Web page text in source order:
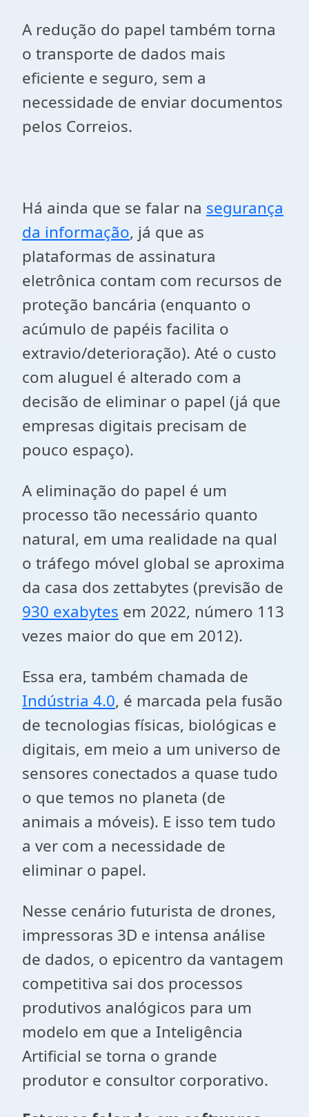
A redução do papel também torna
o transporte de dados mais
eficiente e seguro, sem a
necessidade de enviar documentos
pelos Correios.
Há ainda que se falar na segurança
da informação, já que as
plataformas de assinatura
eletrônica contam com recursos de
proteção bancária (enquanto o
acúmulo de papéis facilita o
extravio/deterioração). Até o custo
com aluguel é alterado com a
decisão de eliminar o papel (já que
empresas digitais precisam de
pouco espaço).
A eliminação do papel é um
processo tão necessário quanto
natural, em uma realidade na qual
o tráfego móvel global se aproxima
da casa dos zettabytes (previsão de
930 exabytes em 2022, número 113
vezes maior do que em 2012).
Essa era, também chamada de
Indústria 4.0, é marcada pela fusão
de tecnologias físicas, biológicas e
digitais, em meio a um universo de
sensores conectados a quase tudo
o que temos no planeta (de
animais a móveis). E isso tem tudo
a ver com a necessidade de
eliminar o papel.
Nesse cenário futurista de drones,
impressoras 3D e intensa análise
de dados, o epicentro da vantagem
competitiva sai dos processos
produtivos analógicos para um
modelo em que a Inteligência
Artificial se torna o grande
produtor e consultor corporativo.